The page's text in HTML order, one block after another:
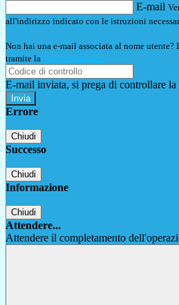
E-mail
all'indirizzo indicato con le istruzioni
Non hai una e-mail associata al nome utente?
tramite la Login Spaggiari
E-mail inviata, si prega di controllare la
Errore
Chiudi
Successo
Chiudi
Informazione
Chiudi
Attendere...
Attendere il completamento